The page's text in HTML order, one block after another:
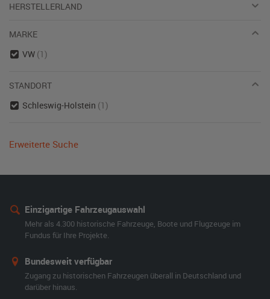
HERSTELLERLAND
MARKE
VW (1)
STANDORT
Schleswig-Holstein (1)
Erweiterte Suche
Einzigartige Fahrzeugauswahl
Mehr als 4.300 historische Fahrzeuge, Boote und Flugzeuge im
Fundus für Ihre Projekte.
Bundesweit verfügbar
Zugang zu historischen Fahrzeugen überall in Deutschland und
darüber hinaus.